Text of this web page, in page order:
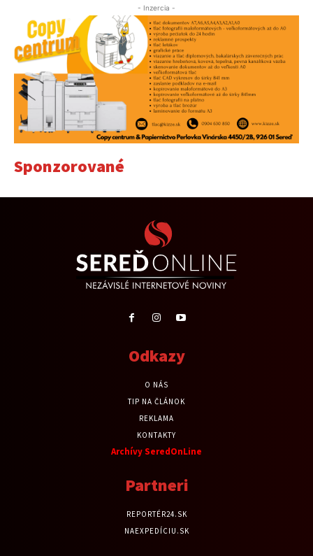
- Inzercia -
Sponzorované
Odkazy
O NÁS
TIP NA ČLÁNOK
REKLAMA
KONTAKTY
Archívy SeredOnLine
Partneri
REPORTÉR24.SK
NAEXPEDÍCIU.SK